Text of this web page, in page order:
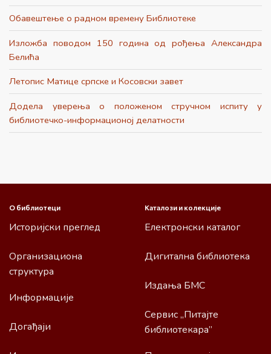
Обавештење о радном времену Библиотеке
Изложба поводом 150 година од рођења Александра
Белића
Летопис Матице српске и Косовски завет
Додела уверења о положеном стручном испиту у
библиотечко-информационој делатности
О библиотеци
Историјски преглед
Организациона
структура
Информације
Догађаји
Каталози и колекције
Електронски каталог
Дигитална библиотека
Издања БМС
Сервис „Питајте
библиотекара”